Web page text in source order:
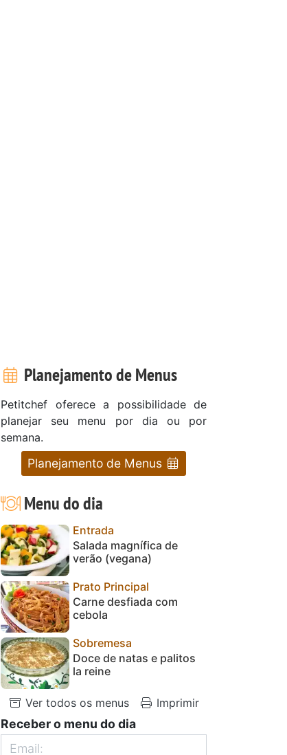
Planejamento de Menus
Petitchef oferece a possibilidade de
planejar seu menu por dia ou por
semana.
Planejamento de Menus
Menu do dia
Entrada
Salada magnífica de
verão (vegana)
Prato Principal
Carne desfiada com
cebola
Sobremesa
Doce de natas e palitos
la reine
Ver todos os menus Imprimir
Receber o menu do dia